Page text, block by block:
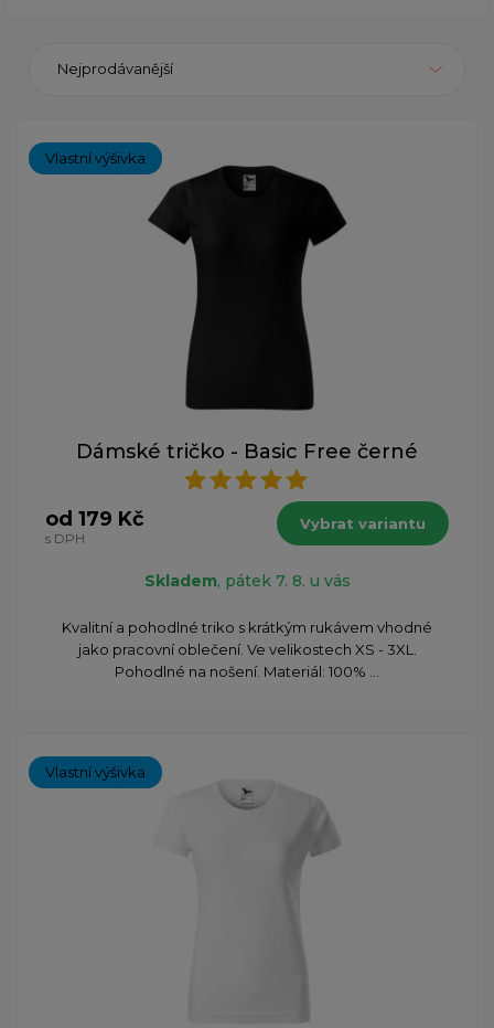
Nejprodávanější
Vlastní výšivka
Dámské tričko - Basic Free černé
od 179 Kč
s DPH
Vybrat variantu
Skladem, pátek 7. 8. u vás
Kvalitní a pohodlné triko s krátkým rukávem vhodné
jako pracovní oblečení. Ve velikostech XS - 3XL.
Pohodlné na nošení. Materiál: 100% ...
Vlastní výšivka